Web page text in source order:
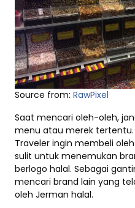
Source from: RawPixel
Saat mencari oleh-oleh,
menu atau merek tertentu.
Traveler ingin membeli
sulit untuk menemukan
berlogo halal. Sebagai
mencari brand lain yang
oleh Jerman halal.